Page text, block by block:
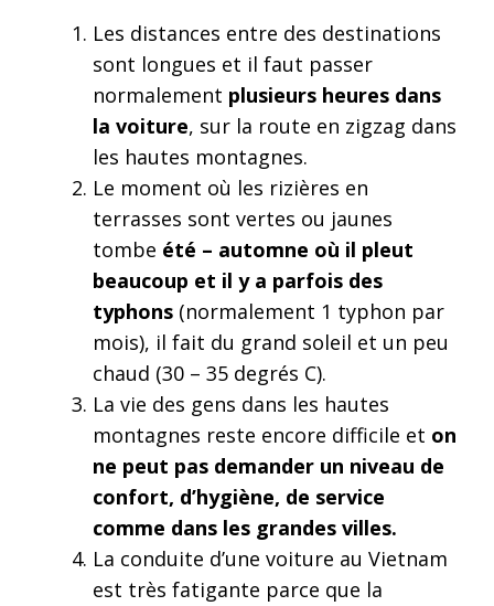
Les distances entre des destinations
sont longues et il faut passer
normalement plusieurs heures dans
la voiture, sur la route en zigzag dans
les hautes montagnes.
Le moment où les rizières en
terrasses sont vertes ou jaunes
tombe été – automne où il pleut
beaucoup et il y a parfois des
typhons (normalement 1 typhon par
mois), il fait du grand soleil et un peu
chaud (30 – 35 degrés C).
La vie des gens dans les hautes
montagnes reste encore difficile et on
ne peut pas demander un niveau de
confort, d’hygiène, de service
comme dans les grandes villes.
La conduite d’une voiture au Vietnam
est très fatigante parce que la